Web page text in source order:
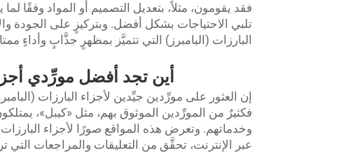
فقد يقومون، مثلاً، بتعديل التصميم أو المواد وفقًا
تلبي الاحتياجات بشكل أفضل. وبتركيزٍ على الجودة
البارزات (البامبرز) التي تتميَّز بمظهرٍ جذَّابٍ وأداءٍ
أين تجد أفضل مورِّدي
إن العثور على مورِّدين جيِّدين لأجزاء البارزات
فكثيرٌ من المورِّدين الموثوق بهم، مثل «كيبل»،
وخدماتهم. وتعرض هذه المواقع صورًا لأجزاء
عبر الإنترنت، تحقَّق من التعليقات والمراجعات